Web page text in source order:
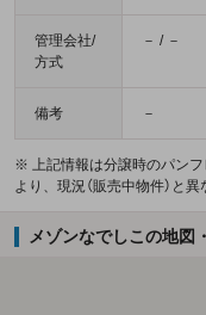
管理会社/
方式
－ / －
備考 －
※ 上記情報は分譲時のパン
より、現況（販売中物件）と
メゾンなでしこの地図